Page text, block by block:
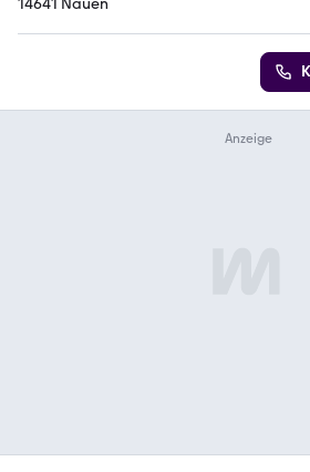
14641 Nauen